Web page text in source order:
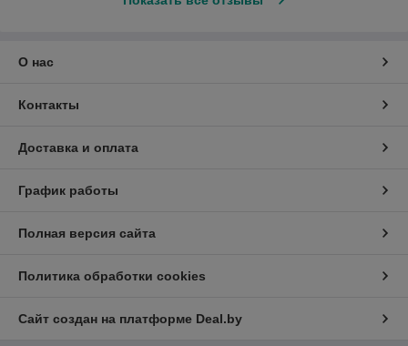
О нас
Контакты
Доставка и оплата
График работы
Полная версия сайта
Политика обработки cookies
Сайт создан на платформе Deal.by